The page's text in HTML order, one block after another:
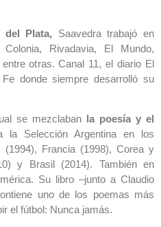
del Plata, Saavedra trabajó en
Rivadavia, El Mundo,
otras. Canal 11, el diario El
donde siempre desarrolló su
se mezclaban la poesía y el
la Selección Argentina en los
Francia (1998), Corea y
y Brasil (2014). También en
Su libro –junto a Claudio
uno de los poemas más
el fútbol: Nunca jamás.